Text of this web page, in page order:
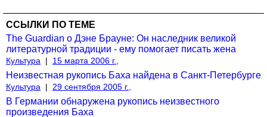
ССЫЛКИ ПО ТЕМЕ
The Guardian о Дэне Брауне: Он наследник великой
литературной традиции - ему помогает писать жена
Культура | 15 марта 2006 г.,
Неизвестная рукопись Баха найдена в Санкт-Петербурге
Культура | 29 сентября 2005 г.,
В Германии обнаружена рукопись неизвестного
произведения Баха